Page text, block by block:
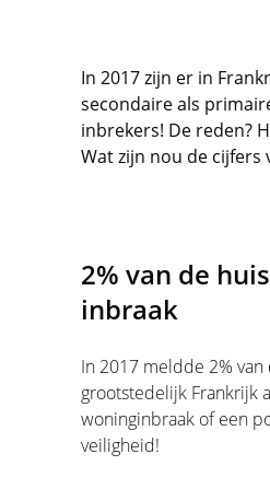
In 2017 zijn er in
secondaire als
inbrekers! De reden?
Wat zijn nou de cijfers
2% van de
inbraak
In 2017 meldde 2%
grootstedelijk Frankrijk
woninginbraak of een
veiligheid!